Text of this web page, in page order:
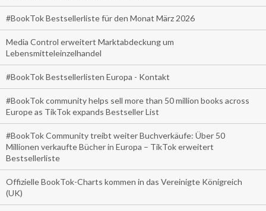
#BookTok Bestsellerliste für den Monat März 2026
Media Control erweitert Marktabdeckung um
Lebensmitteleinzelhandel
#BookTok Bestsellerlisten Europa - Kontakt
#BookTok community helps sell more than 50 million books across
Europe as TikTok expands Bestseller List
#BookTok Community treibt weiter Buchverkäufe: Über 50
Millionen verkaufte Bücher in Europa – TikTok erweitert
Bestsellerliste
Offizielle BookTok-Charts kommen in das Vereinigte Königreich
(UK)